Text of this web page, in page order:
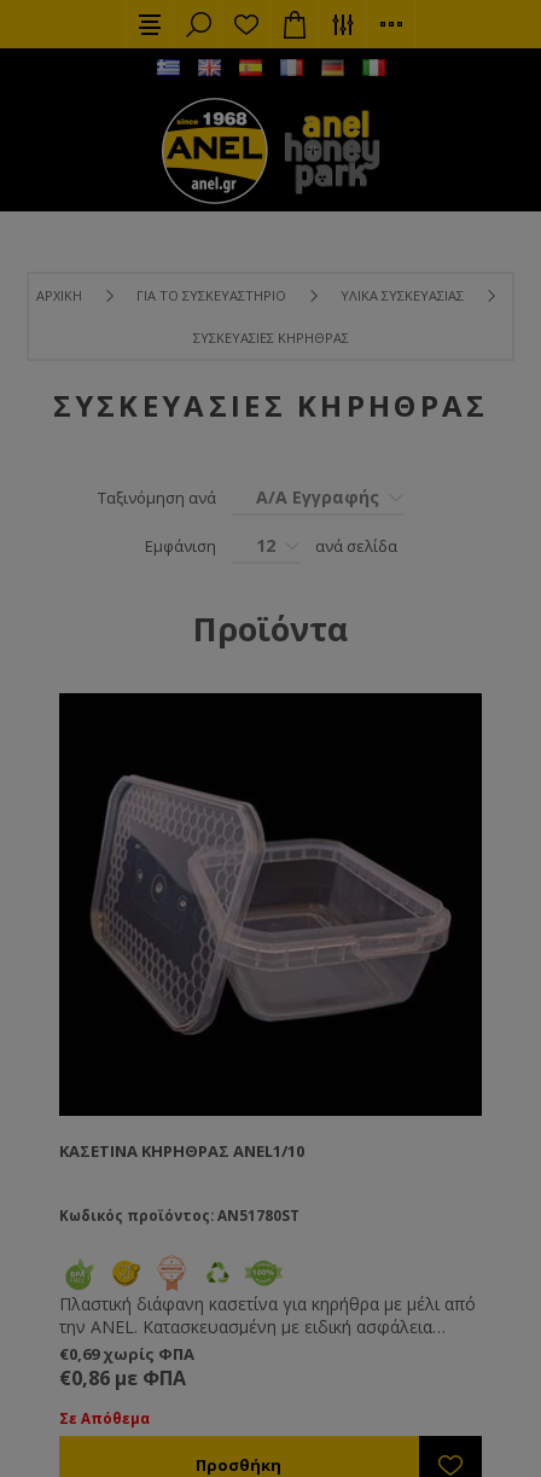
ΑΡΧΙΚΉ ΓΙΑ ΤΟ ΣΥΣΚΕΥΑΣΤΉΡΙΟ ΥΛΙΚΆ ΣΥΣΚΕΥΑΣΊΑΣ
ΣΥΣΚΕΥΑΣΊΕΣ ΚΗΡΉΘΡΑΣ
ΣΥΣΚΕΥΑΣΊΕΣ ΚΗΡΉΘΡΑΣ
Ταξινόμηση ανά Α/Α Εγγραφής
Εμφάνιση 12 ανά σελίδα
Προϊόντα
ΚΑΣΕΤΊΝΑ ΚΗΡΉΘΡΑΣ ANEL1/10
Κωδικός προϊόντος: AN51780ST
Πλαστική διάφανη κασετίνα για κηρήθρα με μέλι από
την ANEL. Κατασκευασμένη με ειδική ασφάλεια
διάρρηξης που εγγυάται στον πελάτη την αγνότητα
του προϊόντος. Χωράει το 1/10 της κηρήθρας των
Langstroth πλαισίων σας. Για μεγάλη παραγγελία
υπάρχει η δυνατότητα ειδικής παραγγελίας με
τυπωμένη την επωνυμία σας στο καπάκι.
Κατασκευασμένη από πλαστικό κατάλληλο για
€0,69 χωρίς ΦΠΑ
€0,86 με ΦΠΑ
Σε Απόθεμα